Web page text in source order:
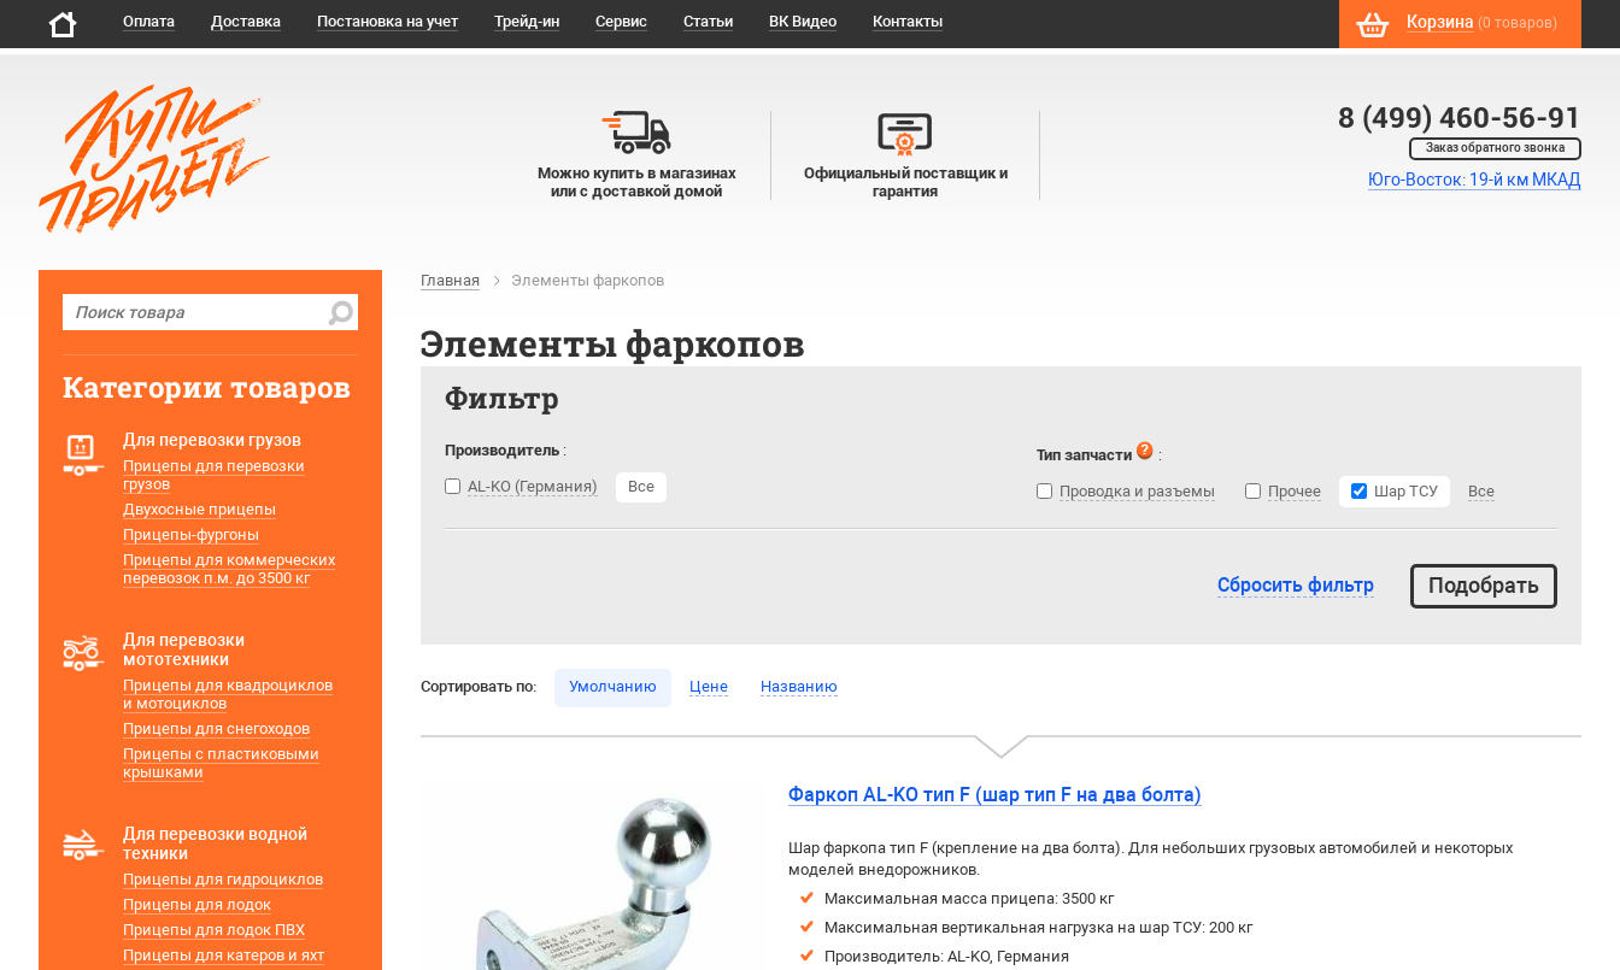
Оплата Доставка Постановка на учет Трейд-ин Сервис Статьи ВК Видео Контакты Корзина (0 товаров)
8 (499) 460-56-91
Заказ обратного звонка
Юго-Восток: 19-й км МКАД
Можно купить в магазинах
или с доставкой домой
Официальный поставщик и
гарантия
Главная Элементы фаркопов
Элементы фаркопов
Фильтр
Производитель :
AL-KO (Германия)
Все
Тип запчасти
:
Проводка и разъемы
Прочее Шар ТСУ Все
Сбросить фильтр
Сортировать по: Умолчанию Цене Названию
Фаркоп AL-KO тип F (шар тип F на два болта)
Шар фаркопа тип F (крепление на два болта). Для небольших грузовых автомобилей и некоторых
моделей внедорожников.
Максимальная масса прицепа: 3500 кг
Максимальная вертикальная нагрузка на шар ТСУ: 200 кг
Производитель: AL-KO, Германия
Категории товаров
Для перевозки грузов
Прицепы для перевозки
грузов
Двухосные прицепы
Прицепы-фургоны
Прицепы для коммерческих
перевозок п.м. до 3500 кг
Для перевозки
мототехники
Прицепы для квадроциклов
и мотоциклов
Прицепы для снегоходов
Прицепы с пластиковыми
крышками
Для перевозки водной
техники
Прицепы для гидроциклов
Прицепы для лодок
Прицепы для лодок ПВХ
Прицепы для катеров и яхт